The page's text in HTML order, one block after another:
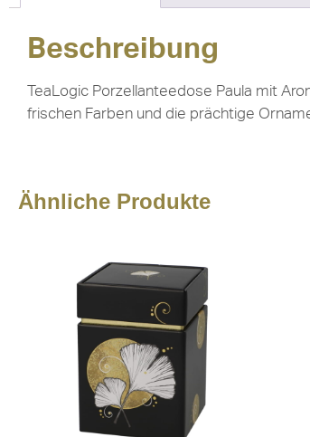
Beschreibung
TeaLogic Porzellanteedose Paula mit
frischen Farben und die prächtige
Ähnliche Produkte